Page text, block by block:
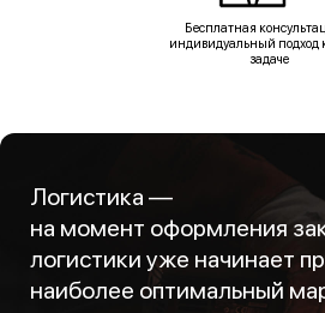
Бесплатная
индивидуальный подход
задаче
Логистика —
на момент оформления
логистики уже начинает
наиболее оптимальный